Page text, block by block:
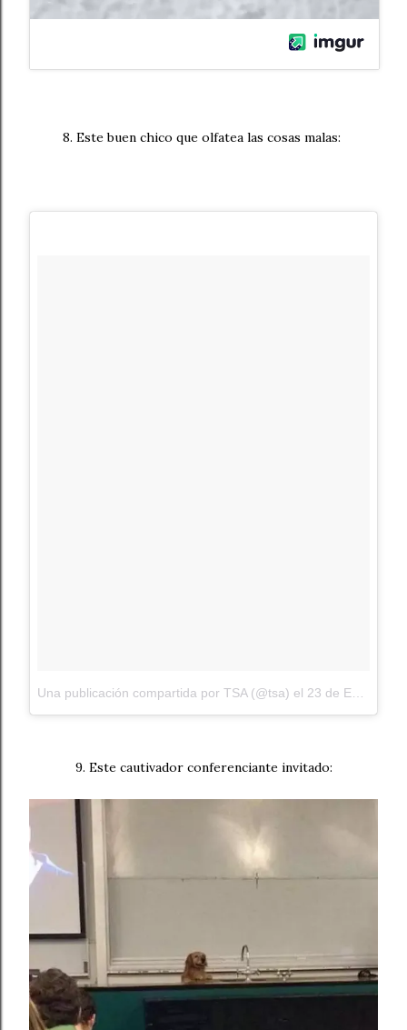
8. Este buen chico que olfatea las cosas malas:
Una publicación compartida por TSA (@tsa) el 23 de Ene de 2018 a las 8:45 PST
9. Este cautivador conferenciante invitado: